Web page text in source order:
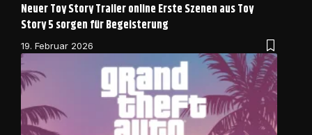
Neuer Toy Story Trailer online Erste Szenen aus Toy
Story 5 sorgen für Begeisterung
19. Februar 2026